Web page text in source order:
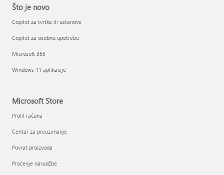
Što je novo
Copilot za tvrtke ili ustanove
Copilot za osobnu upotrebu
Microsoft 365
Windows 11 aplikacije
Microsoft Store
Profil računa
Centar za preuzimanje
Povrat proizvoda
Praćenje narudžbe